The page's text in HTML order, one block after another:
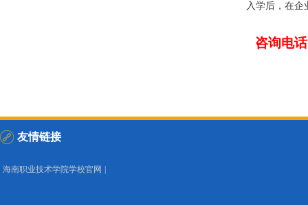
入学后，在企
咨询电
友情链接
海南职业技术学院学校官网